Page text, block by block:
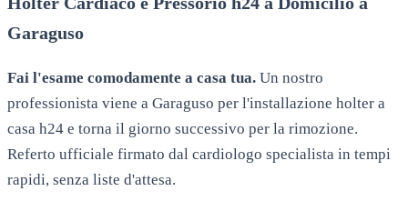
Garaguso
Fai l'esame comodamente a casa tua. Un nostro
professionista viene a Garaguso per l'installazione holter a
casa h24 e torna il giorno successivo per la rimozione.
Referto ufficiale firmato dal cardiologo specialista in tempi
rapidi, senza liste d'attesa.